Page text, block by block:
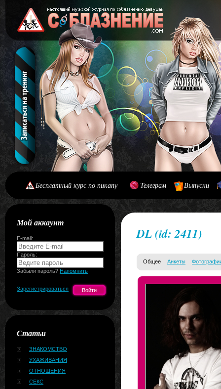
Бесплатный курс по пикапу Телеграм Выпуски
Мой аккаунт
E-mail:
Пароль:
Забыли пароль? Напомнить
Зарегистрироваться
Статьи
ЗНАКОМСТВО
УХАЖИВАНИЯ
ОТНОШЕНИЯ
СЕКС
DL(id: 2411)
Общее Анкеты